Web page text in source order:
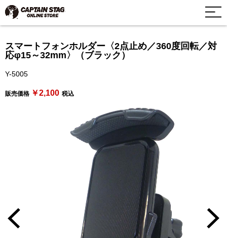
スマートフォンホルダー〈2点止め／360度回転／対
応φ15～32mm〉（ブラック）
Y-5005
販売価格 ￥2,100 税込